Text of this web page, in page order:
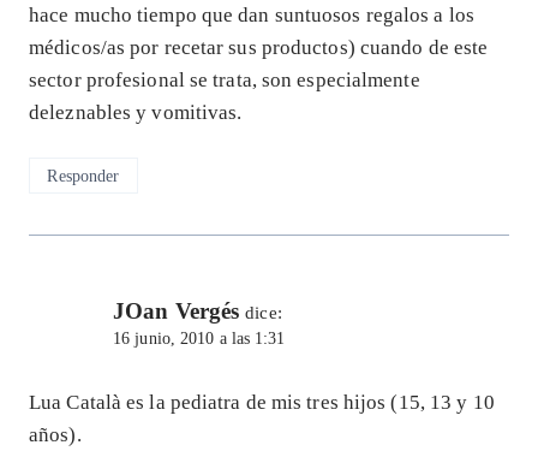
hace mucho tiempo que dan suntuosos regalos a los
médicos/as por recetar sus productos) cuando de este
sector profesional se trata, son especialmente
deleznables y vomitivas.
Responder
JOan Vergés dice:
16 junio, 2010 a las 1:31
Lua Català es la pediatra de mis tres hijos (15, 13 y 10
años).